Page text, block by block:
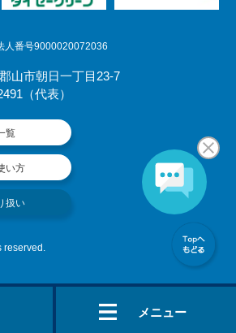
メニュー
人番号9000020072036
山市朝日一丁目23-7
（代表）
覧
い方
扱い
reserved.